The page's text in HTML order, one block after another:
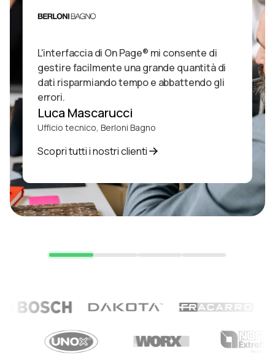
L'interfaccia di On Page® mi consente di
gestire facilmente una grande quantità di
dati risparmiando tempo e abbattendo gli
errori.
Luca Mascarucci
Ufficio tecnico, Berloni Bagno
Scopri tutti i nostri clienti